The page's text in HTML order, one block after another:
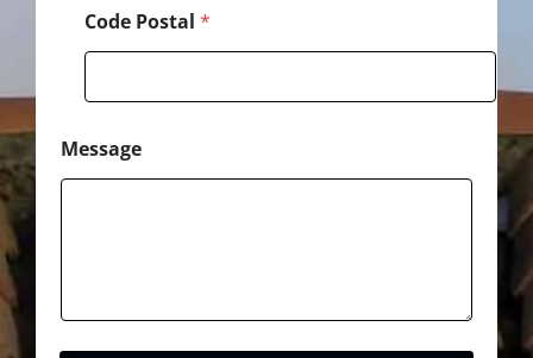
Code Postal *
Message